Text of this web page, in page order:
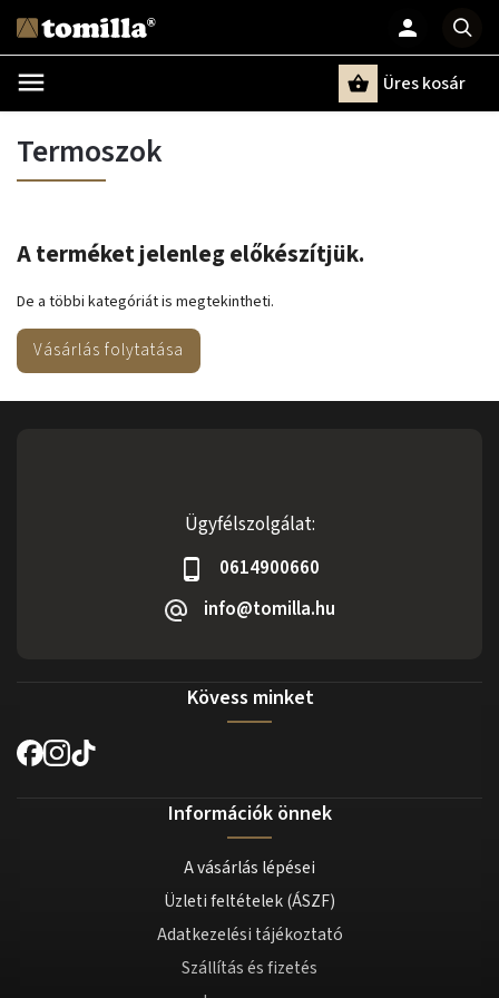
Üres kosár
Termoszok
A terméket jelenleg előkészítjük.
De a többi kategóriát is megtekintheti.
Vásárlás folytatása
Ügyfélszolgálat:
0614900660
info@tomilla.hu
Kövess minket
Információk önnek
A vásárlás lépései
Üzleti feltételek (ÁSZF)
Adatkezelési tájékoztató
Szállítás és fizetés